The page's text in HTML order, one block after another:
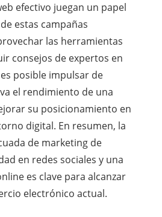
efectivo juegan un papel
estas campañas
las herramientas
consejos de expertos en
posible impulsar de
el rendimiento de una
su posicionamiento en
digital. En resumen, la
de marketing de
en redes sociales y una
es clave para alcanzar
electrónico actual.